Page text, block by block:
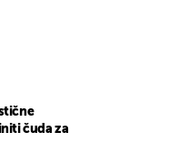
čuda za